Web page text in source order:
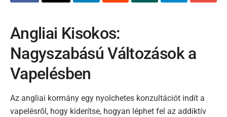
Angliai Kisokos:
Nagyszabású Változások a
Vapelésben
Az angliai kormány egy nyolchetes konzultációt indít a
vapelésről, hogy kiderítse, hogyan léphet fel az addiktív